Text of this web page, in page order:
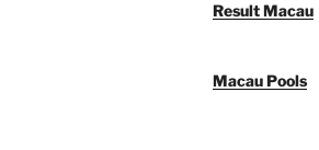
Result Macau
Macau Pools